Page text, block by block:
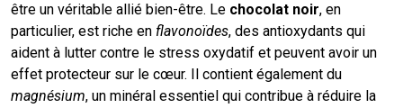
être un véritable allié bien-être. Le chocolat noir, en
particulier, est riche en flavonoïdes, des antioxydants qui
aident à lutter contre le stress oxydatif et peuvent avoir un
effet protecteur sur le cœur. Il contient également du
magnésium, un minéral essentiel qui contribue à réduire la